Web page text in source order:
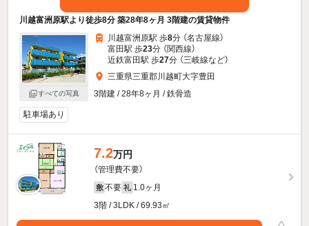
川越富洲原駅より徒歩8分 築28年8ヶ月 3階建の賃貸物件
すべての写真
川越富洲原駅 歩8分 （名古屋線）
富田駅 歩23分 （関西線）
近鉄富田駅 歩27分 （三岐線など）
三重県三重郡川越町大字豊田
3階建 / 28年8ヶ月 / 鉄骨造
駐車場あり
7.2万円
（管理費不要）
敷 不要 礼 1.0ヶ月
3階 / 3LDK / 69.93㎡